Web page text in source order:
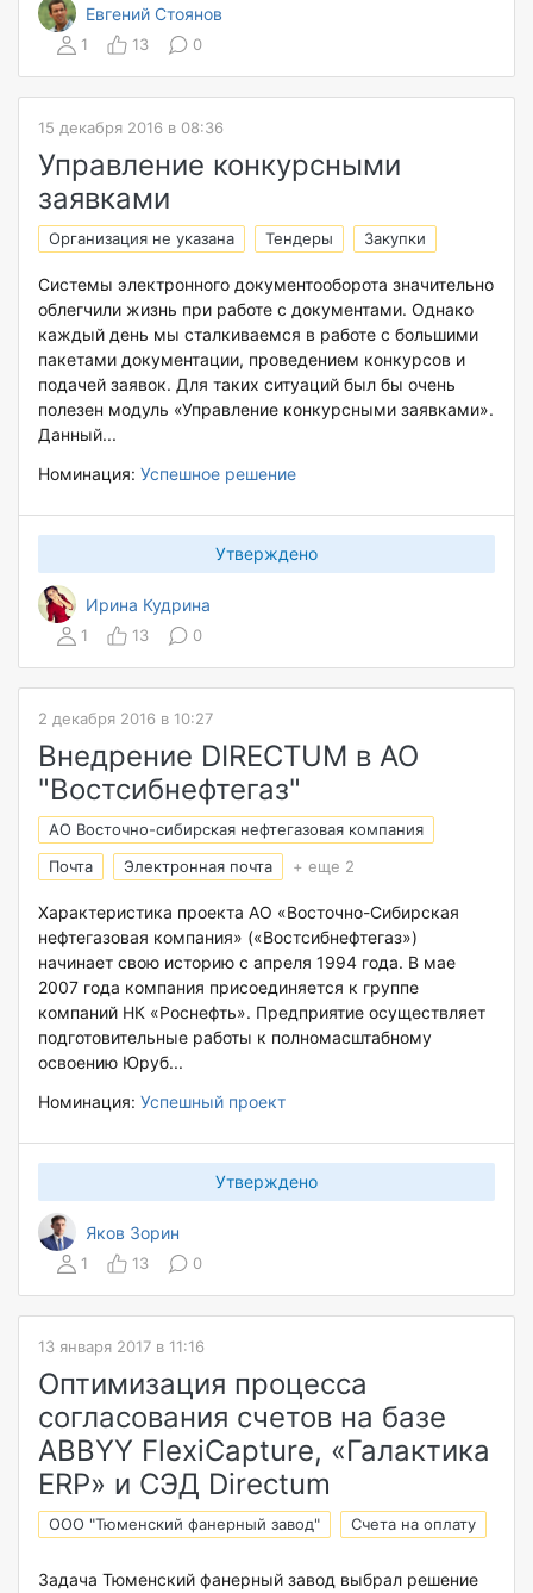
Евгений Стоянов
1 13 0
15 декабря 2016 в 08:36
Управление конкурсными
заявками
Организация не указана Тендеры Закупки
Системы электронного документооборота значительно
облегчили жизнь при работе с документами. Однако
каждый день мы сталкиваемся в работе с большими
пакетами документации, проведением конкурсов и
подачей заявок. Для таких ситуаций был бы очень
полезен модуль «Управление конкурсными заявками».
Данный...
Номинация: Успешное решение
Ирина Кудрина
Утверждено
1 13 0
2 декабря 2016 в 10:27
Внедрение DIRECTUM в АО
"Востсибнефтегаз"
АО Восточно-сибирская нефтегазовая компания
Почта
Электронная почта + еще 2
Характеристика проекта АО «Восточно-Сибирская
нефтегазовая компания» («Востсибнефтегаз»)
начинает свою историю с апреля 1994 года. В мае
2007 года компания присоединяется к группе
компаний НК «Роснефть». Предприятие осуществляет
подготовительные работы к полномасштабному
освоению Юруб...
Номинация: Успешный проект
Яков Зорин
Утверждено
1 13 0
13 января 2017 в 11:16
Оптимизация процесса
согласования счетов на базе
ABBYY FlexiCapture, «Галактика
ERP» и СЭД Directum
ООО "Тюменский фанерный завод" Счета на оплату
Задача Тюменский фанерный завод выбрал решение